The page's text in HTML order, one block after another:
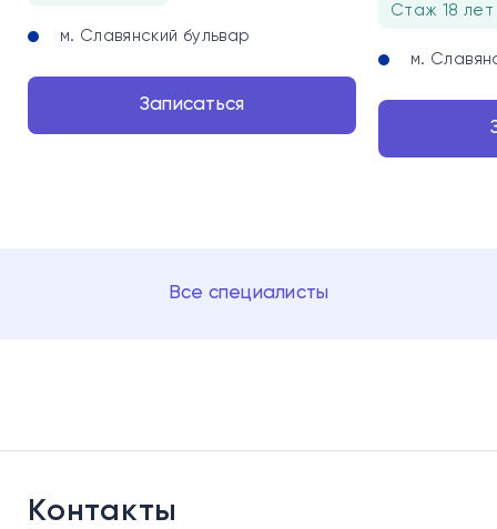
м. Славянский бульвар
Записаться
Стаж 18 лет
м.
Все специалисты
Контакты